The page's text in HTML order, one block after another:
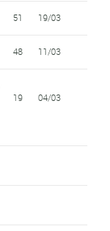
51 19/03
48 11/03
19 04/03